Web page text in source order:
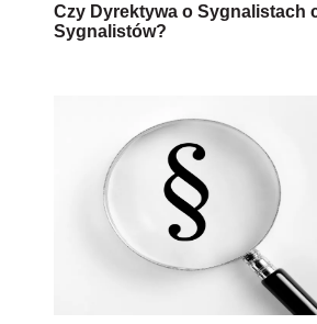
Czy Dyrektywa o Sygnalistach
Sygnalistów?